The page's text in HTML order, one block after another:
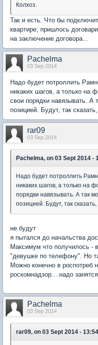
Колхоз.
Так и есть. Что бы
квартире, пришлось
на заключение договора...
Pachelma
03 Sep 2014
Надо будет потроллить
никаких шагов, а только на
свои порядки навязывать. А
позицией. Будут, так
rar09
03 Sep 2014
Pachelma, on 03 Sept 2014 -
Надо будет потроллить
никаких шагов, а только на
порядки навязывать. А так
позицией. Будут, так
не будут
я пытался до начальства
Максимум что получилось -
"девушке по телефону". Но
Можно конечно в роспотреб
роскомнадзор....надо
Pachelma
03 Sep 2014
rar09, on 03 Sept 2014 -